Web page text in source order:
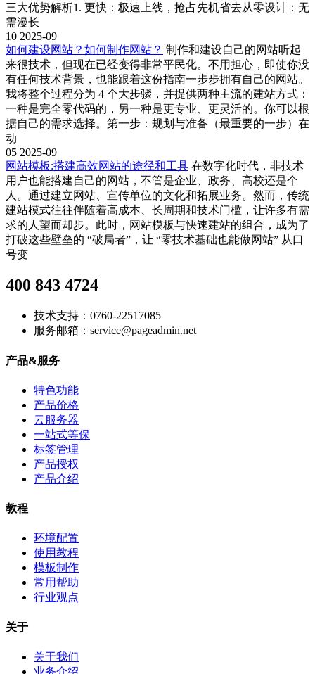
三大优势解析1. 更快：极速上线，抢占先机省去从零设计：无
需漫长
10 2025-09
如何建设网站？如何制作网站？ 制作和建设自己的网站听起
来很技术，但现在已经变得非常平民化。不用担心，即使你没
有任何技术背景，也能跟着这份指南一步步拥有自己的网站。
我将整个过程分为 4 个大步骤，并提供两种主流的建站方式：
一种是完全零代码的，另一种是更专业、更灵活的。你可以根
据自己的需求选择。第一步：规划与准备（最重要的一步）在
动
05 2025-09
网站模板:搭建高效网站的途径和工具 在数字化时代，非技术
用户也能搭建自己的网站，不管是企业、政务、高校还是个
人。通过建立网站、宣传单位的文化和拓展业务。然而，传统
建站模式往往伴随着高成本、长周期和技术门槛，让许多有需
求的人望而却步。此时，网站模板与快速建站的组合，成为了
打破这些壁垒的 “破局者”，让 “零技术基础也能做网站” 从口
号变
400 843 4724
技术支持：0760-22517085
服务邮箱：service@pageadmin.net
产品&服务
特色功能
产品价格
云服务器
一站式等保
标签管理
产品授权
产品介绍
教程
环境配置
使用教程
模板制作
常用帮助
行业观点
关于
关于我们
业务介绍